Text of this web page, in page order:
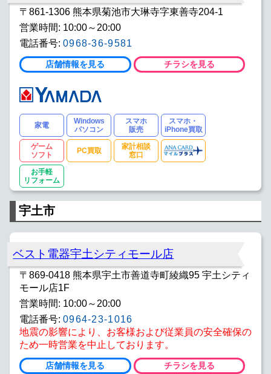
〒861-1306 熊本県菊池市大琳寺字東善寺204-1
営業時間: 10:00～20:00
電話番号: 0968-36-9581
店舗情報を見る チラシを見る
家電
Windows
パソコン
スマホ
販売
スマホ・
iPhone買取
ゲーム
ソフト
PC買取
家計相談
窓口
お手軽
リフォーム
宇土市
ベスト電器宇土シティモール店
〒869-0418 熊本県宇土市善道寺町綾織95 宇土シティ
モール店1F
営業時間: 10:00～20:00
電話番号: 0964-23-1016
地震の影響により、お客様および従業員の安全確保の
ため一時営業を中止しております。
店舗情報を見る チラシを見る